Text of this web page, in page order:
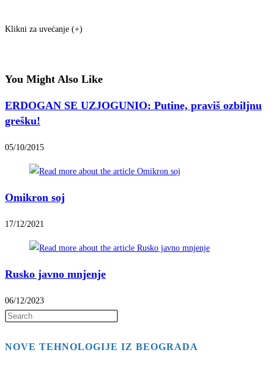
Klikni za uvećanje (+)
You Might Also Like
ERDOGAN SE UZJOGUNIO: Putine, praviš ozbiljnu
grešku!
05/10/2015
Omikron soj
17/12/2021
Rusko javno mnjenje
06/12/2023
to
NOVE TEHNOLOGIJE IZ BEOGRADA